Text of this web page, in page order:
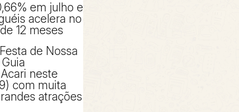
em julho e
acelera no
12 meses
de Nossa
neste
com muita
atrações